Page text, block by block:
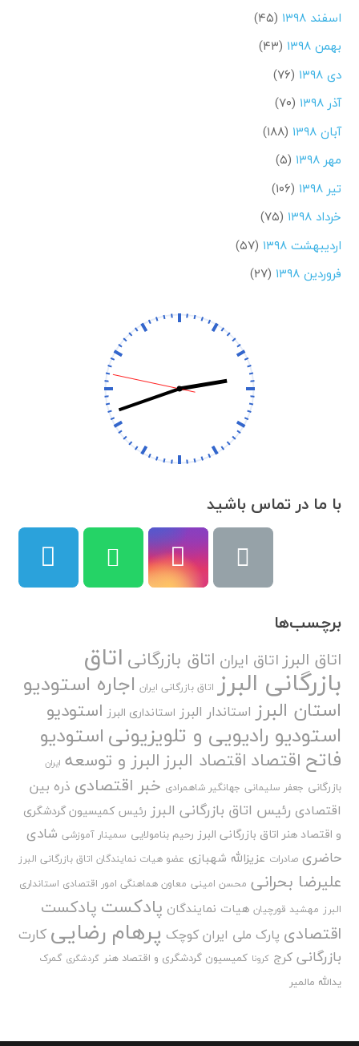
اسفند ۱۳۹۸
(۴۵)
بهمن ۱۳۹۸
(۴۳)
دی ۱۳۹۸
(۷۶)
آذر ۱۳۹۸
(۷۰)
آبان ۱۳۹۸
(۱۸۸)
مهر ۱۳۹۸
(۵)
تیر ۱۳۹۸
(۱۰۶)
خرداد ۱۳۹۸
(۷۵)
اردیبهشت ۱۳۹۸
(۵۷)
فروردین ۱۳۹۸
(۲۷)
با ما در تماس باشید
برچسب‌ها
اتاق البرزاتاق ایران اتاق بازرگانی اتاق
بازرگانی البرز اتاق بازرگانی ایران اجاره استودیو
استان البرز استاندار البرز استانداری البرز استودیو
استودیو رادیویی و تلویزیونیاستودیو
فاتح اقتصاد اقتصاد البرزالبرز و توسعه ایران
بازرگانی جعفر سلیمانی جهانگیر شاهمرادی خبر اقتصادی ذره بین
اقتصادی رئیس اتاق بازرگانی البرز رئیس کمیسیون گردشگری
و اقتصاد هنر اتاق بازرگانی البرز رحیم بنامولایی سمینار آموزشی شادی
حاضری صادرات عزیزالله شهبازی عضو هیات نمایندگان اتاق بازرگانی البرز
علیرضا بحرانی محسن امینی معاون هماهنگی امور اقتصادی استانداری
البرز مهشید قورچیان هیات نمایندگان پادکست پادکست
اقتصادی پارک ملی ایران کوچک پرهام رضایی کارت
بازرگانی کرج کرونا کمیسیون گردشگری و اقتصاد هنر گردشگری گمرک
یدالله مالمیر